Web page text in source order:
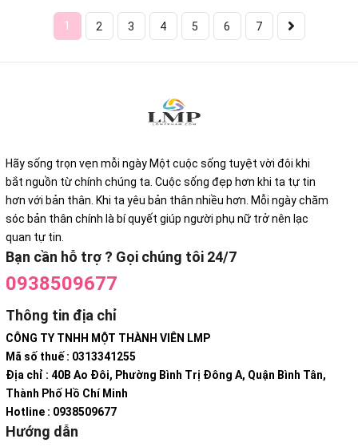
1 2 3 4 5 6 7
Hãy sống trọn vẹn mỗi ngày Một cuộc sống tuyệt vời đôi khi
bắt nguồn từ chính chúng ta. Cuộc sống đẹp hơn khi ta tự tin
hơn với bản thân. Khi ta yêu bản thân nhiều hơn. Mỗi ngày chăm
sóc bản thân chính là bí quyết giúp người phụ nữ trở nên lạc
quan tự tin.
Bạn cần hỗ trợ ? Gọi chúng tôi 24/7
0938509677
Thông tin địa chỉ
CÔNG TY TNHH MỘT THÀNH VIÊN LMP
Mã số thuế : 0313341255
Địa chỉ : 40B Ao Đôi, Phường Bình Trị Đông A, Quận Bình Tân,
Thành Phố Hồ Chí Minh
Hotline : 0938509677
Hướng dẫn